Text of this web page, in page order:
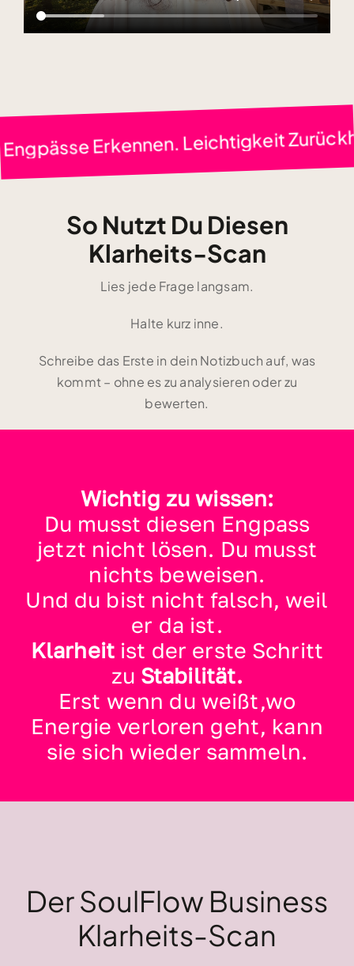
Gewinnen. Engpässe
So Nutzt Du Diesen
Klarheits-Scan
Lies jede Frage langsam.
Halte kurz inne.
Schreibe das Erste in dein Notizbuch auf, was
kommt – ohne es zu analysieren oder zu
bewerten.
Wichtig zu wissen:
Du musst diesen Engpass
jetzt nicht lösen. Du musst
nichts beweisen.
Und du bist nicht falsch, weil
er da ist.
Klarheit ist der erste Schritt
zu Stabilität.
Erst wenn du weißt,wo
Energie verloren geht, kann
sie sich wieder sammeln.
Der SoulFlow Business
Klarheits-Scan